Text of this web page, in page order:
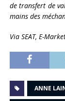
de transfert de
mains des
Via SEAT, E-
ANNE